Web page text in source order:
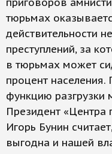
тюрьмах
действительности
преступлений, за
в тюрьмах может
процент
функцию разгрузки
Президент «Центра
Игорь Бунин
выгодна и нашей